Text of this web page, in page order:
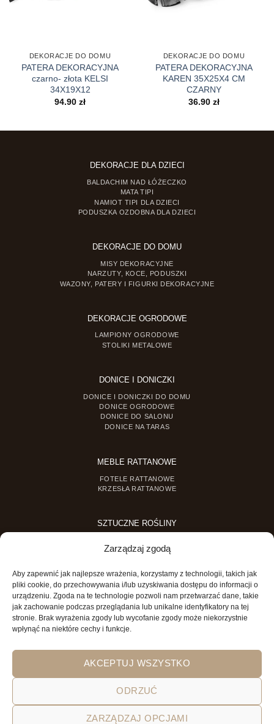
Zarządzaj zgodą
Aby zapewnić jak najlepsze wrażenia, korzystamy z technologii, takich jak
pliki cookie, do przechowywania i/lub uzyskiwania dostępu do informacji o
urządzeniu. Zgoda na te technologie pozwoli nam przetwarzać dane, takie
jak zachowanie podczas przeglądania lub unikalne identyfikatory na tej
stronie. Brak wyrażenia zgody lub wycofanie zgody może niekorzystnie
wpłynąć na niektóre cechy i funkcje.
AKCEPTUJ WSZYSTKO
ODRZUĆ
ZARZĄDZAJ OPCJAMI
DEKORACJE DO DOMU
PATERA DEKORACYJNA
czarno- złota KELSI
34X19X12
94.90 zł
DEKORACJE DO DOMU
PATERA DEKORACYJNA
KAREN 35X25X4 CM
CZARNY
36.90 zł
DEKORACJE DLA DZIECI
BALDACHIM NAD ŁÓŻECZKO
MATA TIPI
NAMIOT TIPI DLA DZIECI
PODUSZKA OZDOBNA DLA DZIECI
DEKORACJE DO DOMU
MISY DEKORACYJNE
NARZUTY, KOCE, PODUSZKI
WAZONY, PATERY I FIGURKI DEKORACYJNE
DEKORACJE OGRODOWE
LAMPIONY OGRODOWE
STOLIKI METALOWE
DONICE I DONICZKI
DONICE I DONICZKI DO DOMU
DONICE OGRODOWE
DONICE DO SALONU
DONICE NA TARAS
MEBLE RATTANOWE
FOTELE RATTANOWE
KRZESŁA RATTANOWE
SZTUCZNE ROŚLINY
SZTUCZNE ROŚLINY DONICZKOWE
MINI OGRODY
MINI OGRÓD DLA DZIECI
POLITYKA PRYWATNOŚCI
REGULAMIN SKLEPU ON-LINE